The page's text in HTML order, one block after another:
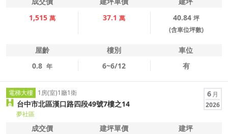
1,515 萬 37.1 萬 40.84 坪
(含車位坪數)
屋齡 樓別
車位
0.8 年 6~6/12 有
電梯大樓 1房(室)1廳1衛
台中市北區漢口路四段49號7樓之14
夢社區
6 月
2026
成交價 建坪單價
建坪